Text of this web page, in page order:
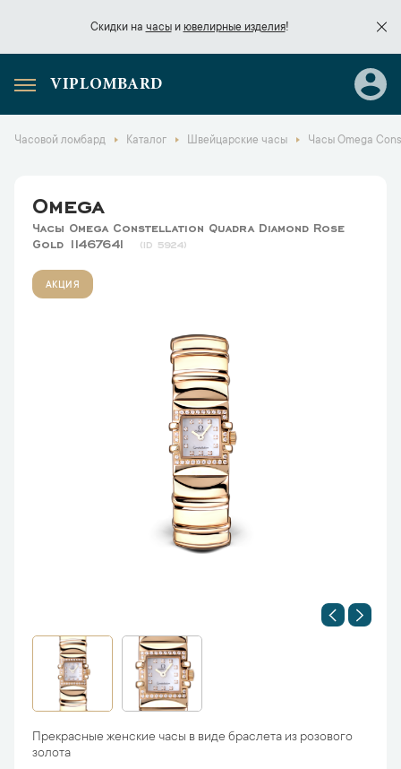
Скидки на часыи ювелирные изделия!
Скидки начасы
VIPLOMBARD
Часовой ломбард Каталог Швейцарские часы Часы Omega
Omega
Часы Omega Constellation Quadra Diamond Rose
Gold 11467641
5924
АКЦИЯ
Прекрасные женские часы в виде браслета из розового
золота